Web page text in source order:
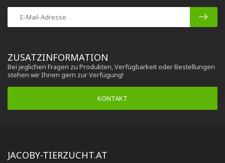
ZUSATZINFORMATION
Bei jeglichen Fragen zu Produkten, Verfügbarkeit oder Bestellungen
stehen wir Ihnen gern zur Verfügung!
KONTAKT
JACOBY-TIERZUCHT.AT